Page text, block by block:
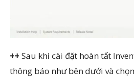
++ Sau khi cài đặt hoàn tất
thông báo như bên dưới và chọn